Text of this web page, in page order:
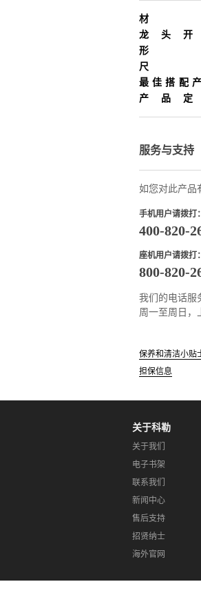
材
龙头开
形
尺
最佳搭配
产品定
服务与支持
如您对此产品
手机用户请拨打：
400-820-
座机用户请拨打：
800-820-
我们的电话服
周一至周日，
保养和清洁小贴
担保信息
关于科勒
关于我们
电子书架
联系我们
新闻中心
售后支持
招贤纳士
海外官网